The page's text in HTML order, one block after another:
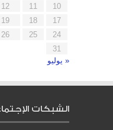
10
11
12
17
18
19
24
25
26
31
« يوليو
الشبكات